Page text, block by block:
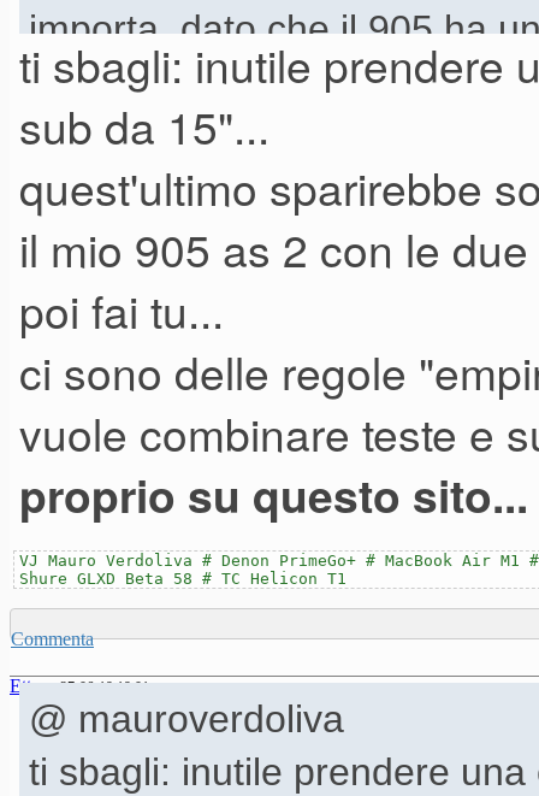
importa, dato che il 905 ha
superiore al satellite. Posso
lo prendo in seguito
ti sbagli: inutile prendere
sub da 15"...
quest'ultimo sparirebbe
il mio 905 as 2 con le
poi fai tu...
ci sono delle regole
vuole combinare teste e
proprio su questo sito...
VJ Mauro Verdoliva # Denon PrimeGo+ # MacBook Air
Shure GLXD Beta 58 # TC Helicon T1
Commenta
Ettore 27-06-19 19.01
@ mauroverdoliva
ti sbagli: inutile prendere